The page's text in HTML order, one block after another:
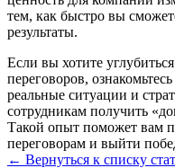
тем, как быстро вы
результаты.
Если вы хотите
переговоров,
реальные ситуации и
сотрудникам получить
Такой опыт поможет вам
переговорам и выйти
← Вернуться к списку